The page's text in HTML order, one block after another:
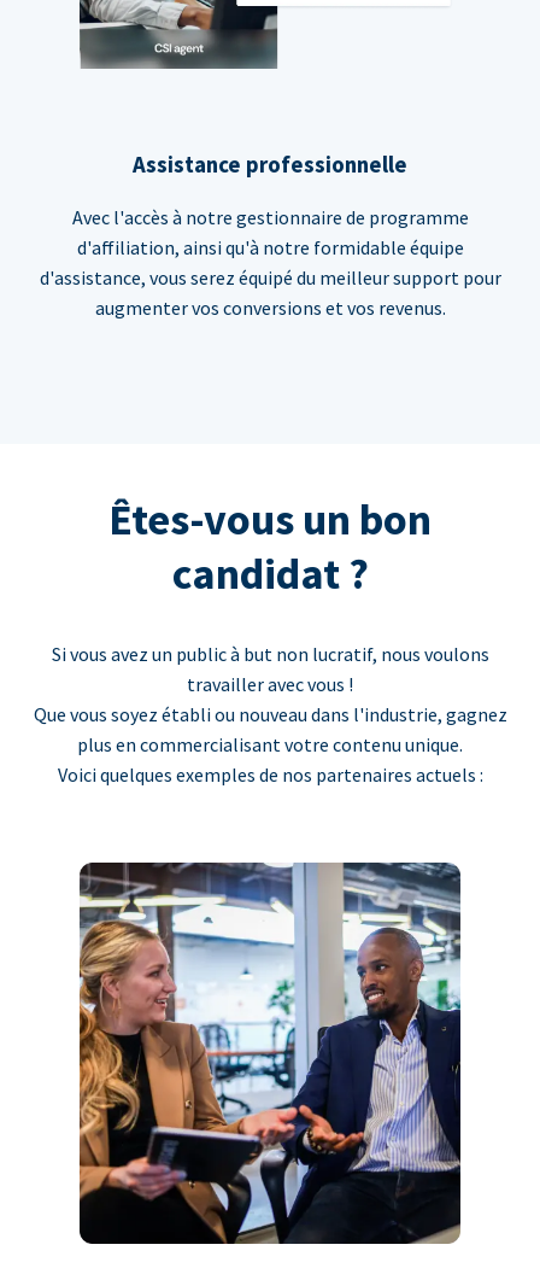
Assistance professionnelle
Avec l'accès à notre gestionnaire de programme
d'affiliation, ainsi qu'à notre formidable équipe
d'assistance, vous serez équipé du meilleur support pour
augmenter vos conversions et vos revenus.
Êtes-vous un bon
candidat ?
Si vous avez un public à but non lucratif, nous voulons
travailler avec vous !
Que vous soyez établi ou nouveau dans l'industrie, gagnez
plus en commercialisant votre contenu unique.
Voici quelques exemples de nos partenaires actuels :